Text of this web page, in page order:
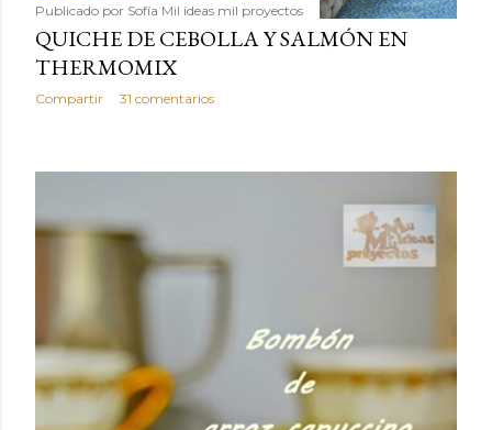
Publicado por Sofía Mil ideas mil proyectos
QUICHE DE CEBOLLA Y SALMÓN EN
THERMOMIX
Compartir 31 comentarios